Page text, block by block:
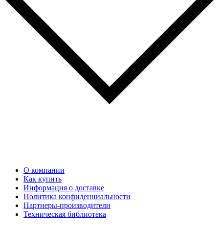
О компании
Как купить
Информация о доставке
Политика конфиденциальности
Партнеры-производители
Техническая библиотека